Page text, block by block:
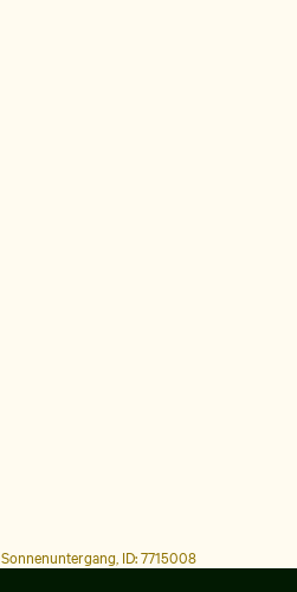
ID: 7715008